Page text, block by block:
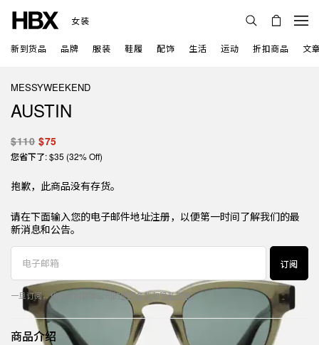
女装
新到货品 品牌 服装 鞋履 配饰 生活 运动 折扣商品 文
MESSYWEEKEND
AUSTIN
$110 $75
您省下了: $35 (32% Off)
抱歉，此商品没有存货。
请在下面输入您的电子邮件地址注册，以便第一时间了解我们的最
新消息和公告。
订阅
一旦订阅，代表您同意本公司的使用条款和隐私政策。
商品介绍